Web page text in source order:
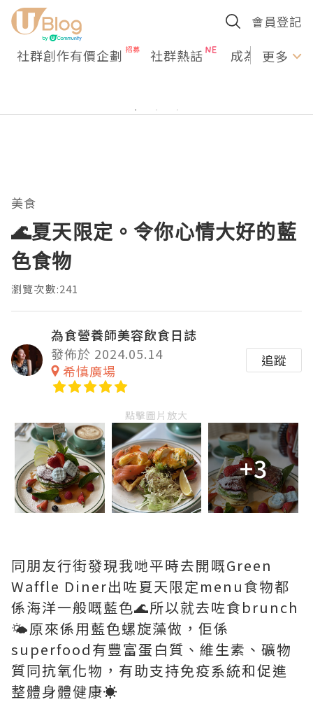
會員登記
社群創作有價企劃 社群熱話 成為U更多
美食
🌊夏天限定。令你心情大好的藍
色食物
瀏覽次數:241
為食營養師美容飲食日誌
發佈於 2024.05.14
希慎廣場
追蹤
點擊圖片放大
+3
同朋友行街發現我哋平時去開嘅Green
Waffle Diner出咗夏天限定menu食物都
係海洋一般嘅藍色🌊所以就去咗食brunch
🌤️原來係用藍色螺旋藻做，佢係
superfood有豐富蛋白質、維生素、礦物
質同抗氧化物，有助支持免疫系統和促進
整體身體健康☀️